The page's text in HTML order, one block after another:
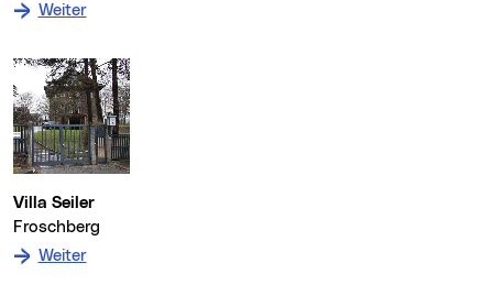
Weiter: zum Denkmal Villa Beurle
Villa Seiler
Froschberg
Weiter: zum Denkmal Villa Seiler